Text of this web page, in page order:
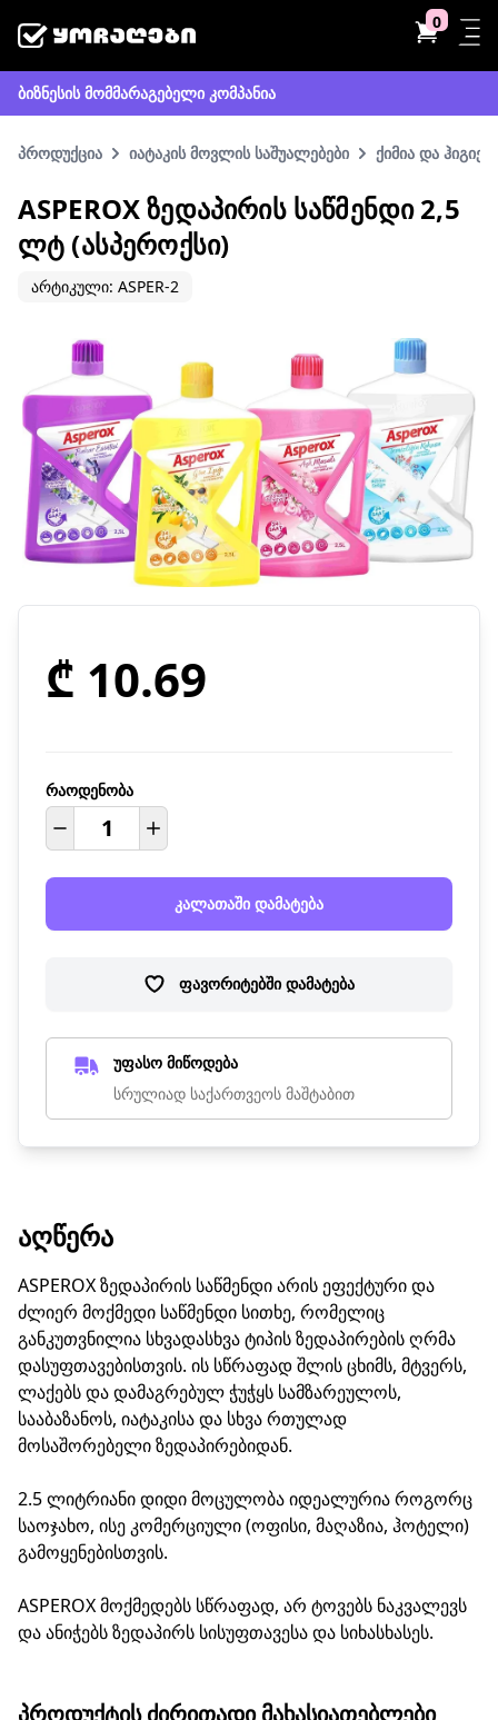
0
ბიზნესის მომმარაგებელი კომპანია
პროდუქცია იატაკის მოვლის საშუალებები ქიმია და ჰიგიენა
ASPEROX ᲖᲔᲓᲐᲞᲘᲠᲘᲡ ᲡᲐᲬᲛᲔᲜᲓᲘ 2,5
ᲚᲢ (ᲐᲡᲞᲔᲠᲝᲥᲡᲘ)
არტიკული: ASPER-2
₾ 10.69
რაოდენობა
კალათაში დამატება
ფავორიტებში დამატება
უფასო მიწოდება
სრულიად საქართვეოს მაშტაბით
ᲐᲦᲬᲔᲠᲐ
ASPEROX ზედაპირის საწმენდი არის ეფექტური და
ძლიერ მოქმედი საწმენდი სითხე, რომელიც
განკუთვნილია სხვადასხვა ტიპის ზედაპირების ღრმა
დასუფთავებისთვის. ის სწრაფად შლის ცხიმს, მტვერს,
ლაქებს და დამაგრებულ ჭუჭყს სამზარეულოს,
სააბაზანოს, იატაკისა და სხვა რთულად
მოსაშორებელი ზედაპირებიდან.
2.5 ლიტრიანი დიდი მოცულობა იდეალურია როგორც
საოჯახო, ისე კომერციული (ოფისი, მაღაზია, ჰოტელი)
გამოყენებისთვის.
ASPEROX მოქმედებს სწრაფად, არ ტოვებს ნაკვალევს
და ანიჭებს ზედაპირს სისუფთავესა და სიხასხასეს.
ᲞᲠᲝᲓᲣᲥᲢᲘᲡ ᲫᲘᲠᲘᲗᲐᲓᲘ ᲛᲐᲮᲐᲡᲘᲐᲗᲔᲑᲚᲔᲑᲘ